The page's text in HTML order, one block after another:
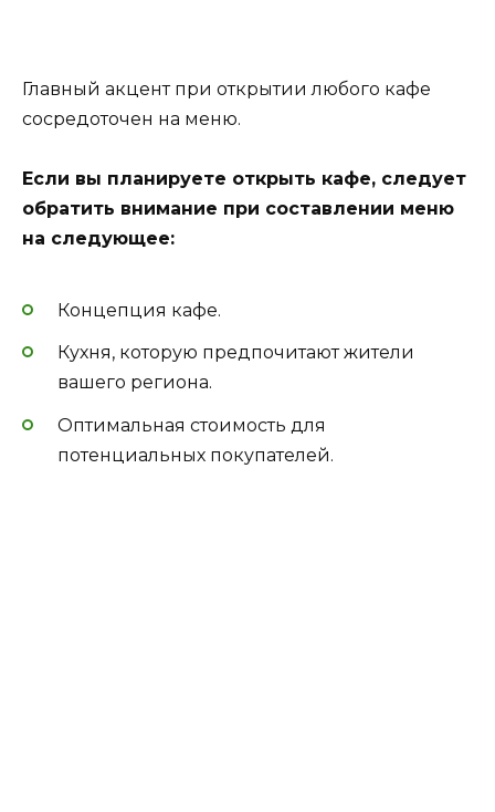
Главный акцент при открытии любого кафе
сосредоточен на меню.
Если вы планируете открыть кафе, следует
обратить внимание при составлении меню
на следующее:
Концепция кафе.
Кухня, которую предпочитают жители
вашего региона.
Оптимальная стоимость для
потенциальных покупателей.